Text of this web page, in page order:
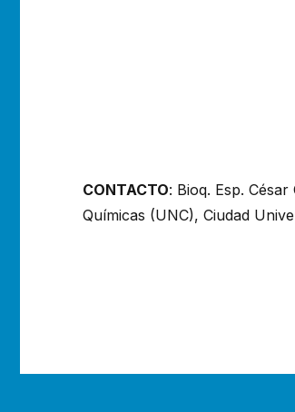
CONTACTO: Bioq. Esp.
Químicas (UNC), Ciudad